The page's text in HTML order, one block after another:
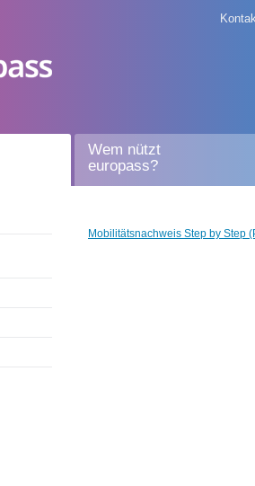
Wem nützt
europass?
Mobilitätsnachweis Step by Step